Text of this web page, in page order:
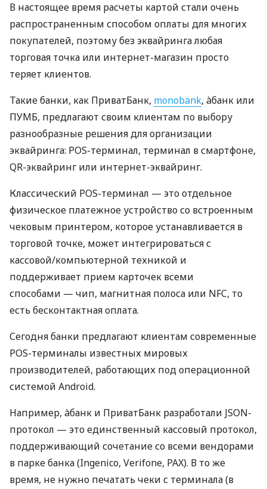
В настоящее время расчеты картой стали очень
распространенным способом оплаты для многих
покупателей, поэтому без эквайринга любая
торговая точка или интернет-магазин просто
теряет клиентов.
Такие банки, как ПриватБанк, monobank, àбанк или
ПУМБ, предлагают своим клиентам по выбору
разнообразные решения для организации
эквайринга: POS-терминал, терминал в смартфоне,
QR-эквайринг или интернет-эквайринг.
Классический POS-терминал — это отдельное
физическое платежное устройство со встроенным
чековым принтером, которое устанавливается в
торговой точке, может интегрироваться с
кассовой/компьютерной техникой и
поддерживает прием карточек всеми
способами — чип, магнитная полоса или NFC, то
есть бесконтактная оплата.
Сегодня банки предлагают клиентам современные
POS-терминалы известных мировых
производителей, работающих под операционной
системой Android.
Например, àбанк и ПриватБанк разработали JSON-
протокол — это единственный кассовый протокол,
поддерживающий сочетание со всеми вендорами
в парке банка (Ingenico, Verifone, PAX). В то же
время, не нужно печатать чеки с терминала (в